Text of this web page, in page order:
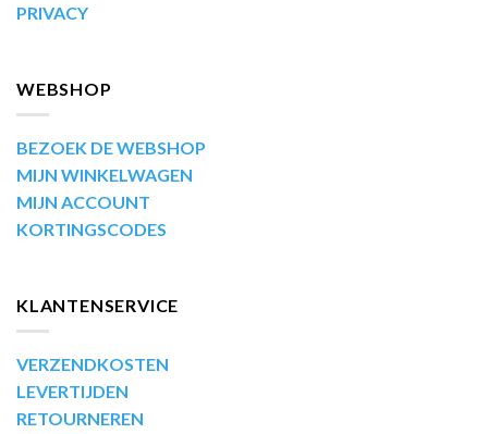
PRIVACY
WEBSHOP
BEZOEK DE WEBSHOP
MIJN WINKELWAGEN
MIJN ACCOUNT
KORTINGSCODES
KLANTENSERVICE
VERZENDKOSTEN
LEVERTIJDEN
RETOURNEREN